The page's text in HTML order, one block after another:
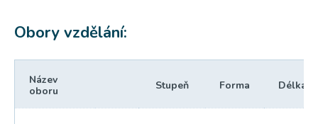
Obory vzdělání:
Název
oboru
Stupeň Forma Délka